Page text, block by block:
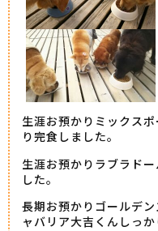
生涯お預かりミックス
り完食しました。
生涯お預かりラブラド
した。
長期お預かりゴールデ
ャバリア大吉くんしっか